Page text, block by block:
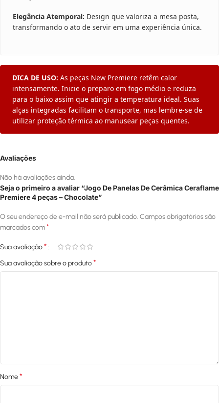
Elegância Atemporal: Design que valoriza a mesa posta,
transformando o ato de servir em uma experiência única.
DICA DE USO: As peças New Premiere retêm calor
intensamente. Inicie o preparo em fogo médio e reduza
para o baixo assim que atingir a temperatura ideal. Suas
alças integradas facilitam o transporte, mas lembre-se de
utilizar proteção térmica ao manusear peças quentes.
Avaliações
Não há avaliações ainda.
Seja o primeiro a avaliar “Jogo De Panelas De Cerâmica Ceraflame
Premiere 4 peças – Chocolate”
O seu endereço de e-mail não será publicado. Campos obrigatórios são
marcados com*
Sua avaliação*
Sua avaliação sobre o produto*
Nome*